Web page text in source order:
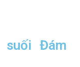
suối Đám